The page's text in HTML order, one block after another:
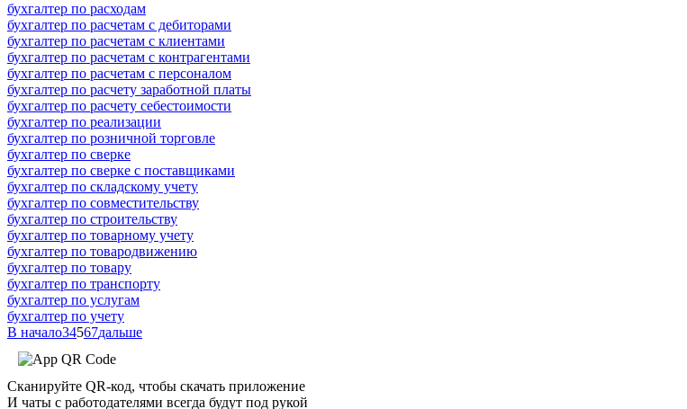
бухгалтер по расходам
бухгалтер по расчетам с дебиторами
бухгалтер по расчетам с клиентами
бухгалтер по расчетам с контрагентами
бухгалтер по расчетам с персоналом
бухгалтер по расчету заработной платы
бухгалтер по расчету себестоимости
бухгалтер по реализации
бухгалтер по розничной торговле
бухгалтер по сверке
бухгалтер по сверке с поставщиками
бухгалтер по складскому учету
бухгалтер по совместительству
бухгалтер по строительству
бухгалтер по товарному учету
бухгалтер по товародвижению
бухгалтер по товару
бухгалтер по транспорту
бухгалтер по услугам
бухгалтер по учету
В начало34567дальше
Сканируйте QR-код, чтобы скачать приложение
И чаты с работодателями всегда будут под рукой